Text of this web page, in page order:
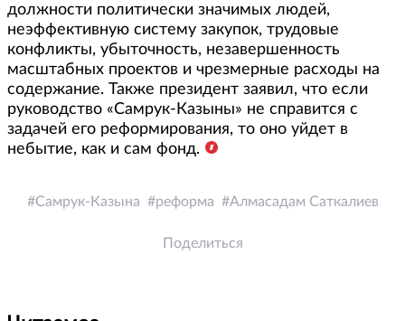
должности политически значимых людей,
неэффективную систему закупок, трудовые
конфликты, убыточность, незавершенность
масштабных проектов и чрезмерные расходы на
содержание. Также президент заявил, что если
руководство «Самрук-Казыны» не справится с
задачей его реформирования, то оно уйдет в
небытие, как и сам фонд.
Самрук-Казына реформа Алмасадам Саткалиев
Поделиться